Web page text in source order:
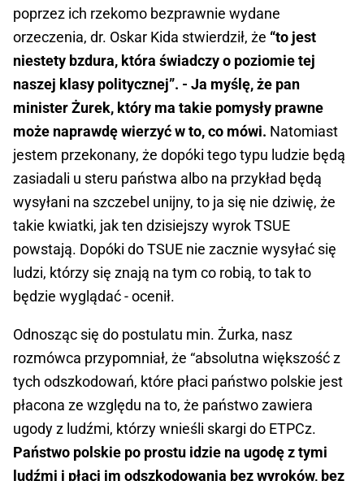
poprzez ich rzekomo bezprawnie wydane
orzeczenia, dr. Oskar Kida stwierdził, że “to jest
niestety bzdura, która świadczy o poziomie tej
naszej klasy politycznej”. - Ja myślę, że pan
minister Żurek, który ma takie pomysły prawne
może naprawdę wierzyć w to, co mówi. Natomiast
jestem przekonany, że dopóki tego typu ludzie będą
zasiadali u steru państwa albo na przykład będą
wysyłani na szczebel unijny, to ja się nie dziwię, że
takie kwiatki, jak ten dzisiejszy wyrok TSUE
powstają. Dopóki do TSUE nie zacznie wysyłać się
ludzi, którzy się znają na tym co robią, to tak to
będzie wyglądać - ocenił.
Odnosząc się do postulatu min. Żurka, nasz
rozmówca przypomniał, że “absolutna większość z
tych odszkodowań, które płaci państwo polskie jest
płacona ze względu na to, że państwo zawiera
ugody z ludźmi, którzy wnieśli skargi do ETPCz.
Państwo polskie po prostu idzie na ugodę z tymi
ludźmi i płaci im odszkodowania bez wyroków, bez